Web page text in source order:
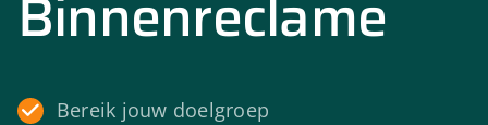
Bereik jouw doelgroep